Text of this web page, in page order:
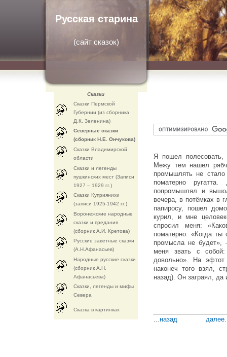
Русская старина
(сайт сказок)
Я пошел
Межу тем нашел
промышлять не
поматерно
попромышлял и
вечера, в потёмках в
папиросу, пошел
курил, и мне
спросил меня:
поматерно. «Когда
промысла не
меня звать с
довольно». На
наконеч того взял,
назад). Он заграял, да
...назад далее
Сказки
Сказки Пермской
Губернии (из сборника
Д.К. Зеленина)
Северные сказки
(сборник Н.Е. Ончукова)
Сказки Владимирской
области
Сказки и легенды
пушкинских мест (Записи
1927 – 1929 гг.)
Сказки Куприянихи
(записи 1925-1942 гг.)
Воронежские народные
сказки и предания
(сборник А.И. Кретова)
Русские заветные сказки
(А.Н.Афанасьев)
Народные русские сказки
(сборник А.Н.
Афанасьева)
Сказки, легенды и мифы
Севера
Cказка в картинках